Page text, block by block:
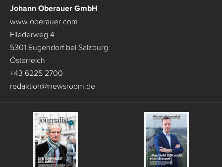
Johann Oberauer GmbH
www.oberauer.com
Fliederweg 4
5301 Eugendorf bei Salzburg
Österreich
+43 6225 2700
redaktion@newsroom.de